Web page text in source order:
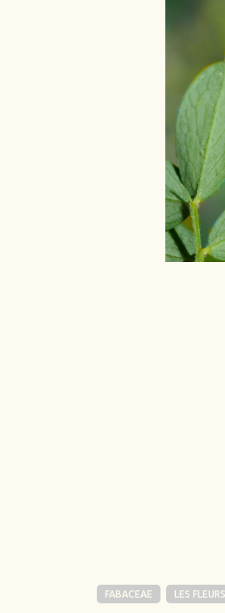
FABACEAE LES